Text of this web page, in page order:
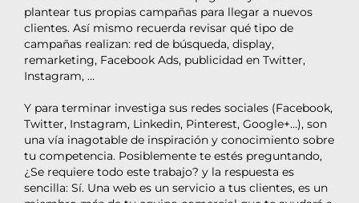
plantear tus propias campañas para llegar a nuevos
clientes. Así mismo recuerda revisar qué tipo de
campañas realizan: red de búsqueda, display,
remarketing, Facebook Ads, publicidad en Twitter,
Instagram, …
Y para terminar investiga sus redes sociales (Facebook,
Twitter, Instagram, Linkedin, Pinterest, Google+…), son
una vía inagotable de inspiración y conocimiento sobre
tu competencia. Posiblemente te estés preguntando,
¿Se requiere todo este trabajo? y la respuesta es
sencilla: Sí. Una web es un servicio a tus clientes, es un